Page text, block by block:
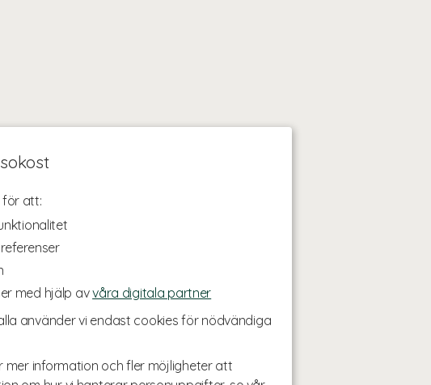
att:
med hjälp avvåra digitala partner
använder vi endast cookies för nödvändiga
mer information och fler möjligheter att